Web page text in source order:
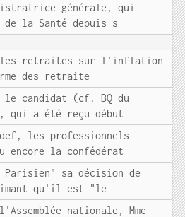
générale, qui
la Santé depuis s
les retraites sur l'inflation
des retraite
le candidat (cf. BQ du
qui a été reçu début
les professionnels
encore la confédérat
Parisien" sa décision de
qu'il est "le
nationale, Mme